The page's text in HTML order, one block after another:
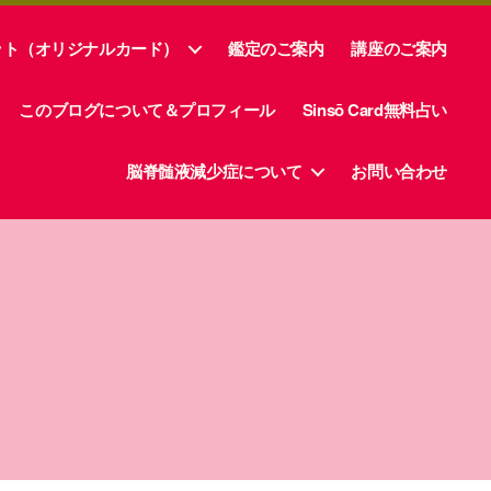
（オリジナルカード） 鑑定のご案内 講座のご案内
このブログについて＆プロフィール Sinsō Card無料占い
脳脊髄液減少症について お問い合わせ